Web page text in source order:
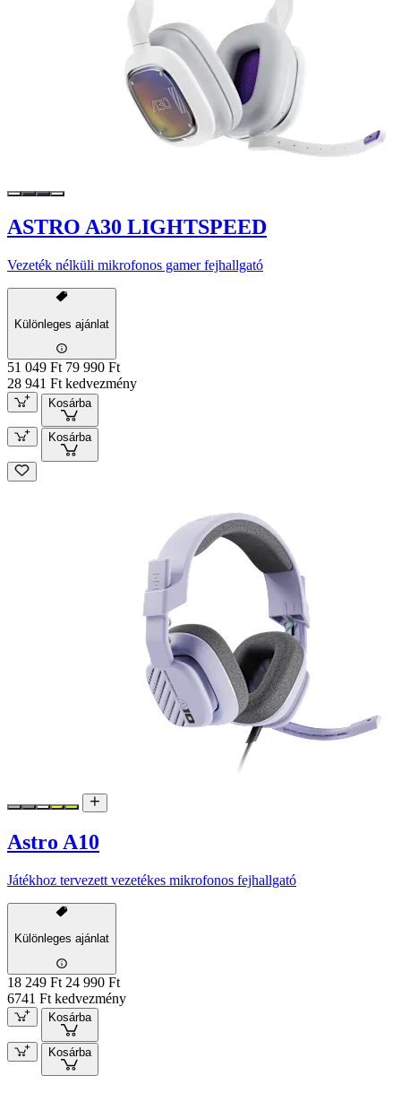
ASTRO A30 LIGHTSPEED
Vezeték nélküli mikrofonos gamer fejhallgató
Különleges ajánlat
51 049 Ft 79 990 Ft
28 941 Ft kedvezmény
Kosárba
Kosárba
Astro A10
Játékhoz tervezett vezetékes mikrofonos fejhallgató
Különleges ajánlat
18 249 Ft 24 990 Ft
6741 Ft kedvezmény
Kosárba
Kosárba